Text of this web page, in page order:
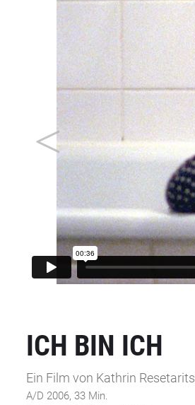
ICH BIN ICH
Ein Film von Kathrin Resetarits
A/D 2006, 33 Min.